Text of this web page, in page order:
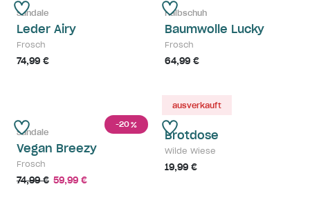
Sandale
Leder Airy
Frosch
74,99 €
Halbschuh
Baumwolle Lucky
Frosch
64,99 €
-20%
Sandale
Vegan Breezy
Frosch
74,99 € 59,99 €
ausverkauft
Brotdose
Wilde Wiese
19,99 €